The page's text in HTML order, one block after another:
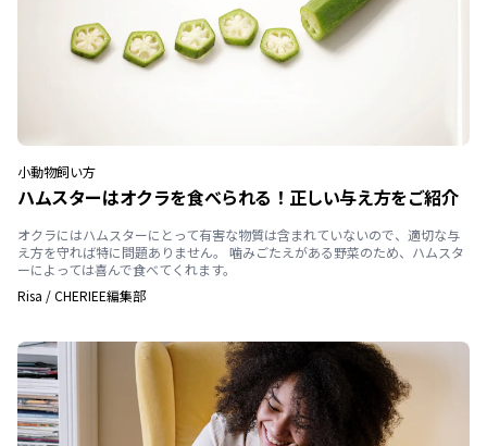
小動物飼い方
ハムスターはオクラを食べられる！正しい与え方をご紹介
オクラにはハムスターにとって有害な物質は含まれていないので、適切な与
え方を守れば特に問題ありません。 噛みごたえがある野菜のため、ハムスタ
ーによっては喜んで食べてくれます。
Risa /CHERIEE編集部